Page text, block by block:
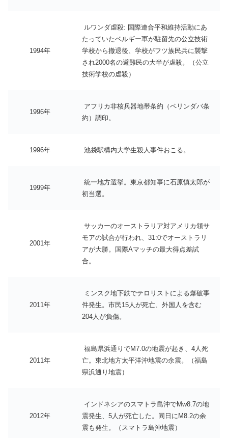
1994年
ルワンダ虐殺: 国際連合平和維持活動にあ
たっていたベルギー軍が駐留先の公立技術
学校から撤退後、学校がフツ族民兵に襲撃
され2000名の避難民の大半が虐殺。（公立
技術学校の虐殺）
1996年
アフリカ非核兵器地帯条約（ペリンダバ条
約）調印。
1996年 池袋駅構内大学生殺人事件おこる。
1999年
統一地方選挙。東京都知事に石原慎太郎が
初当選。
2001年
サッカーのオーストラリア対アメリカ領サ
モアの試合が行われ、31:0でオーストラリ
アが大勝。国際Aマッチの最大得点差試
合。
2011年
ミンスク地下鉄でテロリストによる爆破事
件発生。市民15人が死亡、外国人を含む
204人が負傷。
2011年
福島県浜通りでM7.0の地震が起き、4人死
亡。東北地方太平洋沖地震の余震。（福島
県浜通り地震）
2012年
インドネシアのスマトラ島沖でMw8.7の地
震発生、5人が死亡した。同日にM8.2の余
震も発生。（スマトラ島沖地震）